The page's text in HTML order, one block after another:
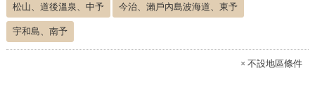
松山、道後溫泉、中予 今治、瀨戶內島波海道、東予
宇和島、南予
× 不設地區條件